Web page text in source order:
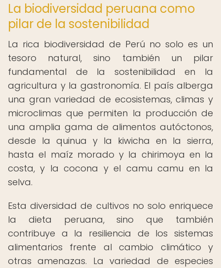
La biodiversidad peruana como
pilar de la sostenibilidad
La rica biodiversidad de Perú no solo es un
tesoro natural, sino también un pilar
fundamental de la sostenibilidad en la
agricultura y la gastronomía. El país alberga
una gran variedad de ecosistemas, climas y
microclimas que permiten la producción de
una amplia gama de alimentos autóctonos,
desde la quinua y la kiwicha en la sierra,
hasta el maíz morado y la chirimoya en la
costa, y la cocona y el camu camu en la
selva.
Esta diversidad de cultivos no solo enriquece
la dieta peruana, sino que también
contribuye a la resiliencia de los sistemas
alimentarios frente al cambio climático y
otras amenazas. La variedad de especies